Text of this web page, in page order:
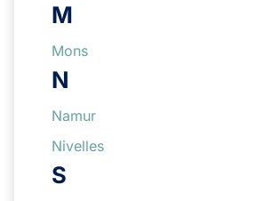
M
Mons
N
Namur
Nivelles
S